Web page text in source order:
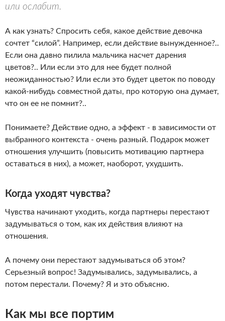
или ослабит.
А как узнать? Спросить себя, какое действие девочка
сочтет “силой”. Например, если действие вынужденное?..
Если она давно пилила мальчика насчет дарения
цветов?.. Или если это для нее будет полной
неожиданностью? Или если это будет цветок по поводу
какой-нибудь совместной даты, про которую она думает,
что он ее не помнит?..
Понимаете? Действие одно, а эффект - в зависимости от
выбранного контекста - очень разный. Подарок может
отношения улучшить (повысить мотивацию партнера
оставаться в них), а может, наоборот, ухудшить.
Когда уходят чувства?
Чувства начинают уходить, когда партнеры перестают
задумываться о том, как их действия влияют на
отношения.
А почему они перестают задумываться об этом?
Серьезный вопрос! Задумывались, задумывались, а
потом перестали. Почему? Я и это объясню.
Как мы все портим